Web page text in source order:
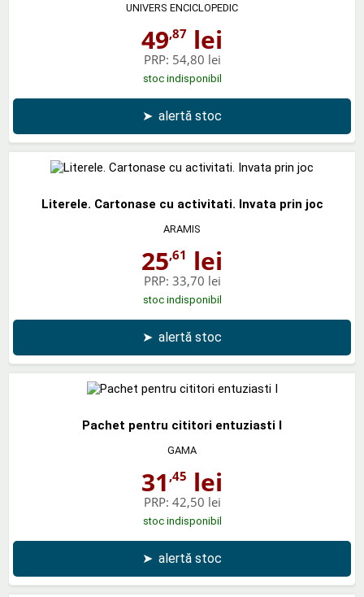
UNIVERS ENCICLOPEDIC
49,87 lei
PRP: 54,80 lei
stoc indisponibil
➤ alertă stoc
Literele. Cartonase cu activitati. Invata prin joc
ARAMIS
25,61 lei
PRP: 33,70 lei
stoc indisponibil
➤ alertă stoc
Pachet pentru cititori entuziasti I
GAMA
31 ,45 lei
PRP: 42,50 lei
stoc indisponibil
➤ alertă stoc